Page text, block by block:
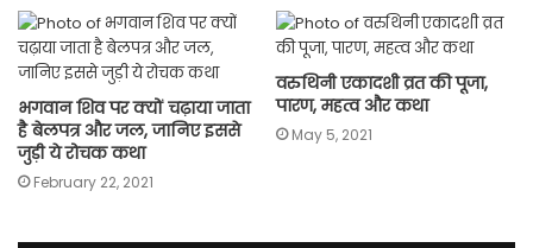
भगवान शिव पर क्यों चढ़ाया जाता
है बेलपत्र और जल, जानिए इससे
जुड़ी ये रोचक कथा
February 22, 2021
वरुथिनी एकादशी व्रत की पूजा,
पारण, महत्व और कथा
May 5, 2021